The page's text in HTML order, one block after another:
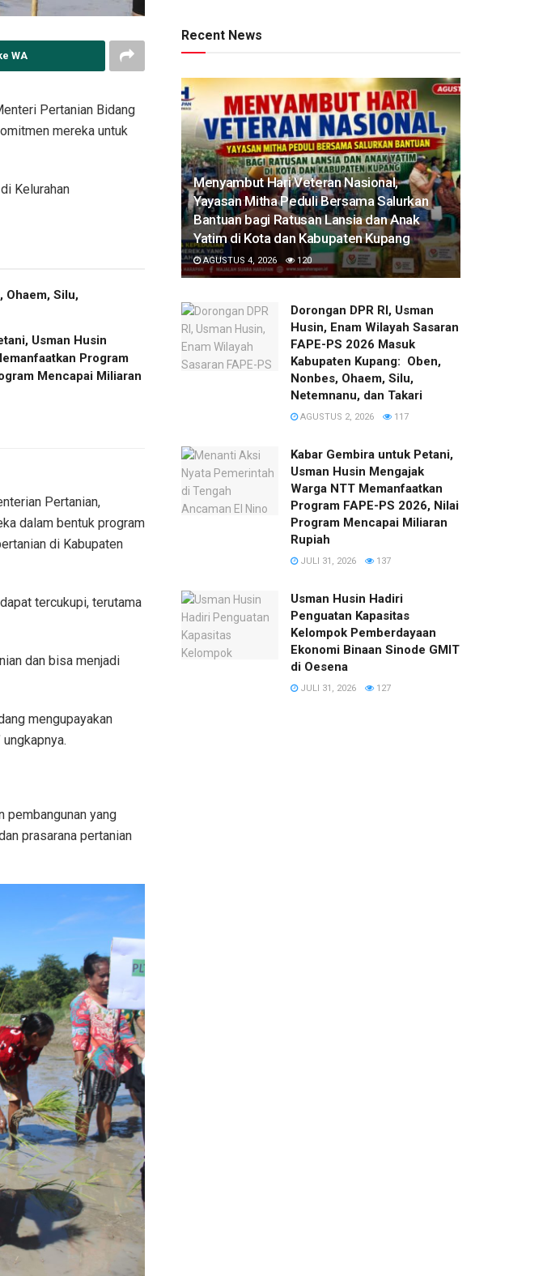
WA
Pertanian Bidang
mereka untuk
Kelurahan
Ohaem, Silu,
Usman Husin
Program
Mencapai Miliaran
Pertanian,
dalam bentuk program
di Kabupaten
tercukupi, terutama
dan bisa menjadi
mengupayakan
pembangunan yang
prasarana pertanian
Recent News
​Menyambut Hari Veteran Nasional,
Yayasan Mitha Peduli Bersama Salurkan
Bantuan bagi Ratusan Lansia dan Anak
Yatim di Kota dan Kabupaten Kupang
AGUSTUS 4, 2026 120
Dorongan DPR RI, Usman
Husin, Enam Wilayah Sasaran
FAPE-PS 2026 Masuk
Kabupaten Kupang: Oben,
Nonbes, Ohaem, Silu,
Netemnanu, dan Takari
AGUSTUS 2, 2026 117
Kabar Gembira untuk Petani,
Usman Husin Mengajak
Warga NTT Memanfaatkan
Program FAPE-PS 2026, Nilai
Program Mencapai Miliaran
Rupiah
JULI 31, 2026 137
​Usman Husin Hadiri
Penguatan Kapasitas
Kelompok Pemberdayaan
Ekonomi Binaan Sinode GMIT
di Oesena
JULI 31, 2026 127